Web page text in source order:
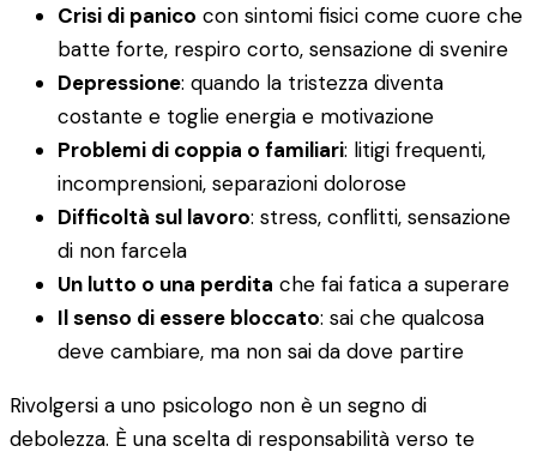
Crisi di panico con sintomi fisici come cuore che
batte forte, respiro corto, sensazione di svenire
Depressione: quando la tristezza diventa
costante e toglie energia e motivazione
Problemi di coppia o familiari: litigi frequenti,
incomprensioni, separazioni dolorose
Difficoltà sul lavoro: stress, conflitti, sensazione
di non farcela
Un lutto o una perdita che fai fatica a superare
Il senso di essere bloccato: sai che qualcosa
deve cambiare, ma non sai da dove partire
Rivolgersi a uno psicologo non è un segno di
debolezza. È una scelta di responsabilità verso te